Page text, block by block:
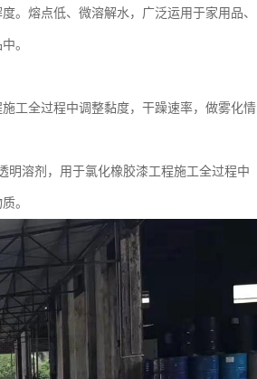
。熔点低、微溶解水，广泛运用于家用品、
。
工全过程中调整黏度，干躁速率，做雾化情
明溶剂，用于氯化橡胶漆工程施工全过程中
。